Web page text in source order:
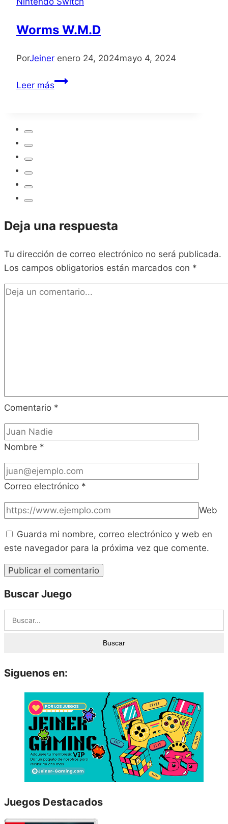
Worms W.M.D
PorJeiner enero 24, 2024mayo 4, 2024
Leer másWorms
Deja una respuesta
Tu dirección de correo electrónico no será publicada.
Los campos obligatorios están marcados con *
Comentario *
Nombre *
Correo electrónico *
Web
Guarda mi nombre, correo electrónico y web en
este navegador para la próxima vez que comente.
Buscar Juego
Buscar
Siguenos en:
Juegos Destacados